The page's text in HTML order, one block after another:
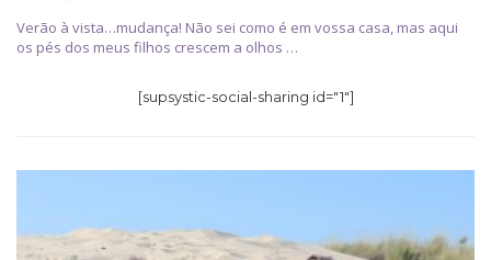
Verão à vista…mudança! Não sei como é em vossa casa, mas aqui
os pés dos meus filhos crescem a olhos …
[supsystic-social-sharing id="1"]